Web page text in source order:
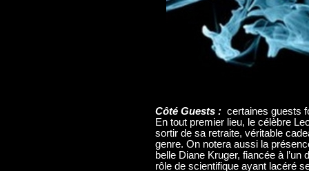
Côté Guests : certaines guests
En tout premier lieu, le célèbre
sortir de sa retraite, véritable
genre. On notera aussi la
belle Diane Kruger, fiancée à
rôle de scientifique ayant lacéré